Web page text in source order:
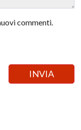
commenti.